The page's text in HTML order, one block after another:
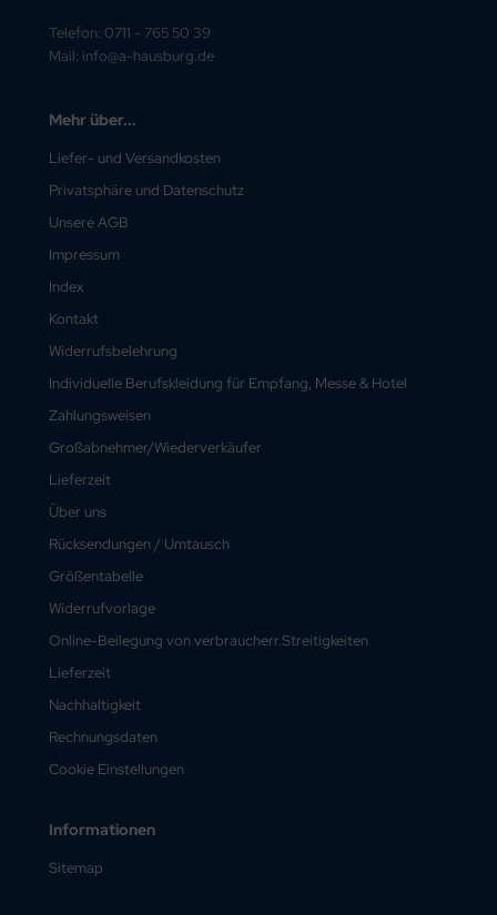
Telefon: 0711 - 765 50 39
Mail: info@a-hausburg.de
Mehr über...
Liefer- und Versandkosten
Privatsphäre und Datenschutz
Unsere AGB
Impressum
Index
Kontakt
Widerrufsbelehrung
Individuelle Berufskleidung für Empfang, Messe & Hotel
Zahlungsweisen
Großabnehmer/Wiederverkäufer
Lieferzeit
Über uns
Rücksendungen / Umtausch
Größentabelle
Widerrufvorlage
Online-Beilegung von verbraucherr.Streitigkeiten
Lieferzeit
Nachhaltigkeit
Rechnungsdaten
Cookie Einstellungen
Informationen
Sitemap